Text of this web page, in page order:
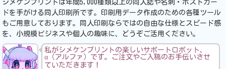
シメケンプリントは年間5,000種類以上の同人誌や名刺・ポストカー
ドを手がける同人印刷所です。印刷用データ作成のための各種ツール
もご用意しております。同人印刷ならではの自由な仕様とスピード感
を、小規模ビジネスや個人の趣味に、どうぞご活用ください。
私がシメケンプリントの楽しいサポートロボット、
α（アルファ）です。ご注文やご入稿のお手伝いさせ
ていただきます！